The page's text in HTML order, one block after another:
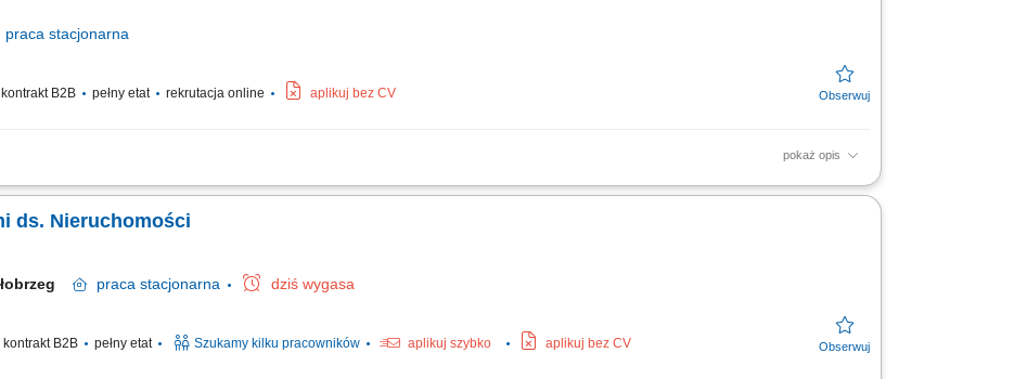
praca stacjonarna
kontrakt B2B pełny etat rekrutacja online aplikuj bez CV
pokaż opis
klientów zainteresowanych sprzedażą, zakupem lub wynajmem nieruchomości. Pozyskiwanie nowych ofert oraz aktywne
ds. Nieruchomości
praca stacjonarna dziś wygasa
kontrakt B2B pełny etat Szukamy kilku pracowników aplikuj szybko aplikuj bez CV